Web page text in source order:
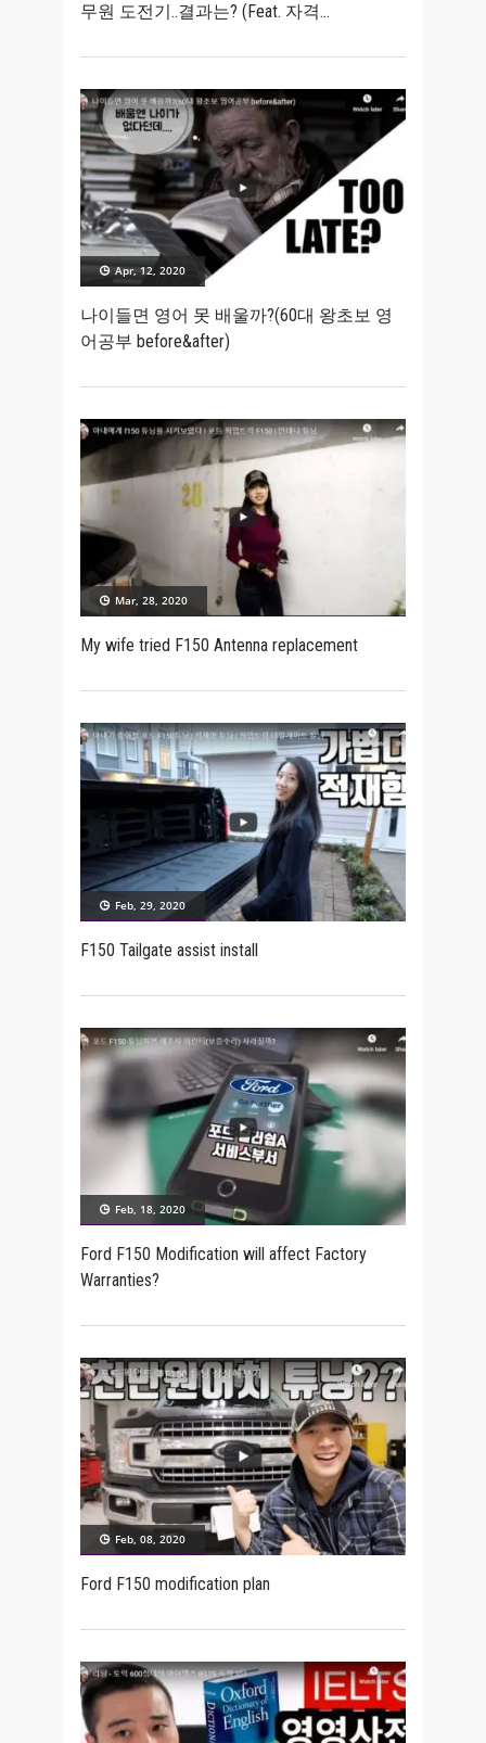
무원 도전기..결과는? (Feat. 자격
Apr, 12, 2020
나이들면 영어 못 배울까?(60대 왕초보 영
어공부 before&after)
Mar, 28, 2020
My wife tried F150 Antenna replacement
Feb, 29, 2020
F150 Tailgate assist install
Feb, 18, 2020
Ford F150 Modification will affect Factory
Warranties?
Feb, 08, 2020
Ford F150 modification plan